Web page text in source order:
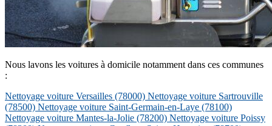
Nous lavons les voitures à domicile notamment dans ces communes
:
Nettoyage voiture Versailles (78000) Nettoyage voiture Sartrouville
(78500) Nettoyage voiture Saint-Germain-en-Laye (78100)
Nettoyage voiture Mantes-la-Jolie (78200) Nettoyage voiture Poissy